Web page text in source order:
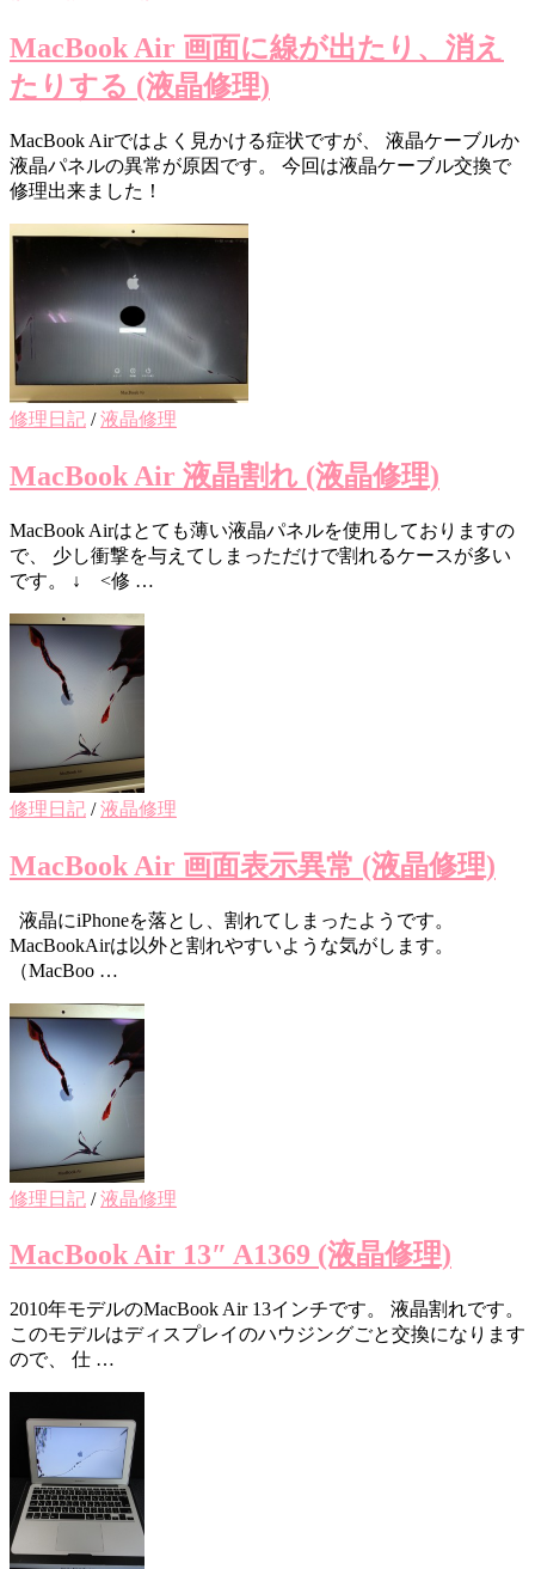
MacBook Air 画面に線が出たり、消え
たりする (液晶修理)
MacBook Airではよく見かける症状ですが、 液晶ケーブルか
液晶パネルの異常が原因です。 今回は液晶ケーブル交換で
修理出来ました！
修理日記 /液晶修理
MacBook Air 液晶割れ (液晶修理)
MacBook Airはとても薄い液晶パネルを使用しておりますの
で、 少し衝撃を与えてしまっただけで割れるケースが多い
です。 ↓ <修 …
修理日記 /液晶修理
MacBook Air 画面表示異常 (液晶修理)
液晶にiPhoneを落とし、割れてしまったようです。
MacBookAirは以外と割れやすいような気がします。
（MacBoo …
修理日記 /液晶修理
MacBook Air 13″ A1369 (液晶修理)
2010年モデルのMacBook Air 13インチです。 液晶割れです。
このモデルはディスプレイのハウジングごと交換になります
ので、 仕 …